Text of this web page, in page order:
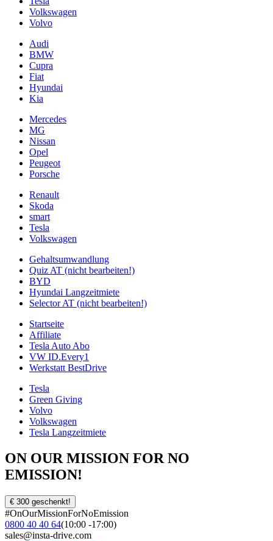
Volkswagen
Volvo
Audi
BMW
Cupra
Fiat
Hyundai
Kia
Mercedes
MG
Nissan
Opel
Peugeot
Porsche
Renault
Skoda
smart
Tesla
Volkswagen
Gehaltsumwandlung
Quiz AT (nicht bearbeiten!)
BYD
Hyundai Langzeitmiete
Selector AT (nicht bearbeiten!)
Startseite
Affiliate
Tesla Auto Abo
VW ID.Every1
Werkstatt BestDrive
Tesla
Green Giving
Volvo
Volkswagen
Tesla Langzeitmiete
ON OUR MISSION FOR NO
EMISSION!
€ 300 geschenkt!
#OnOurMissionForNoEmission
0800 40 40 64(10:00 -17:00)
sales@insta-drive.com